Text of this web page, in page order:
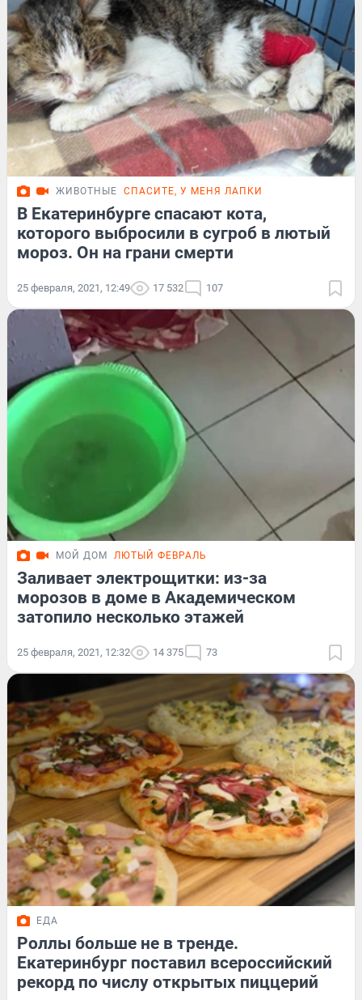
ЖИВОТНЫЕ СПАСИТЕ, У МЕНЯ ЛАПКИ
В Екатеринбурге спасают кота,
которого выбросили в сугроб в лютый
мороз. Он на грани смерти
25 февраля, 2021, 12:49 17 532 107
МОЙ ДОМ ЛЮТЫЙ ФЕВРАЛЬ
Заливает электрощитки: из-за
морозов в доме в Академическом
затопило несколько этажей
25 февраля, 2021, 12:32 14 375 73
ЕДА
Роллы больше не в тренде.
Екатеринбург поставил всероссийский
рекорд по числу открытых пиццерий